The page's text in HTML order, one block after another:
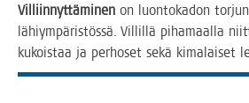
Vil­liin­nyt­tä­mi­nen on luon­to­ka­don
lähiym­pä­ris­tös­sä. Vil­lil­lä piha­maal­la
kukois­taa ja per­ho­set sekä kima­lai­set